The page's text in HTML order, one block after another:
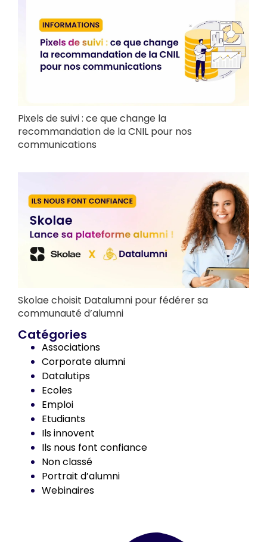
Pixels de suivi : ce que change la
recommandation de la CNIL pour nos
communications
Skolae choisit Datalumni pour fédérer sa
communauté d’alumni
Catégories
Associations
Corporate alumni
Datalutips
Ecoles
Emploi
Etudiants
Ils innovent
Ils nous font confiance
Non classé
Portrait d’alumni
Webinaires